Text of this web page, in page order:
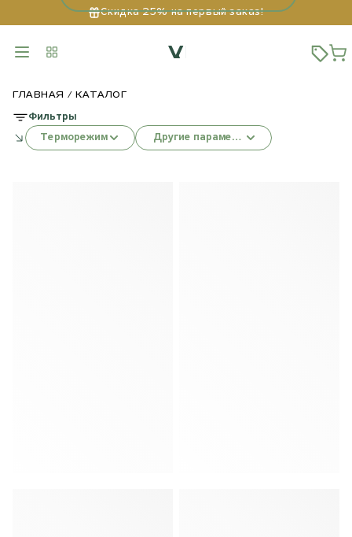
Скидка 25% на первый заказ!
ГЛАВНАЯ КАТАЛОГ
Терморежим Другие параметры
Фильтры